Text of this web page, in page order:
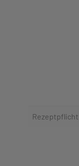
Rezeptpflicht